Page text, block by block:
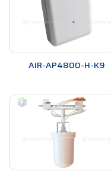
AIR-AP4800-H-K9